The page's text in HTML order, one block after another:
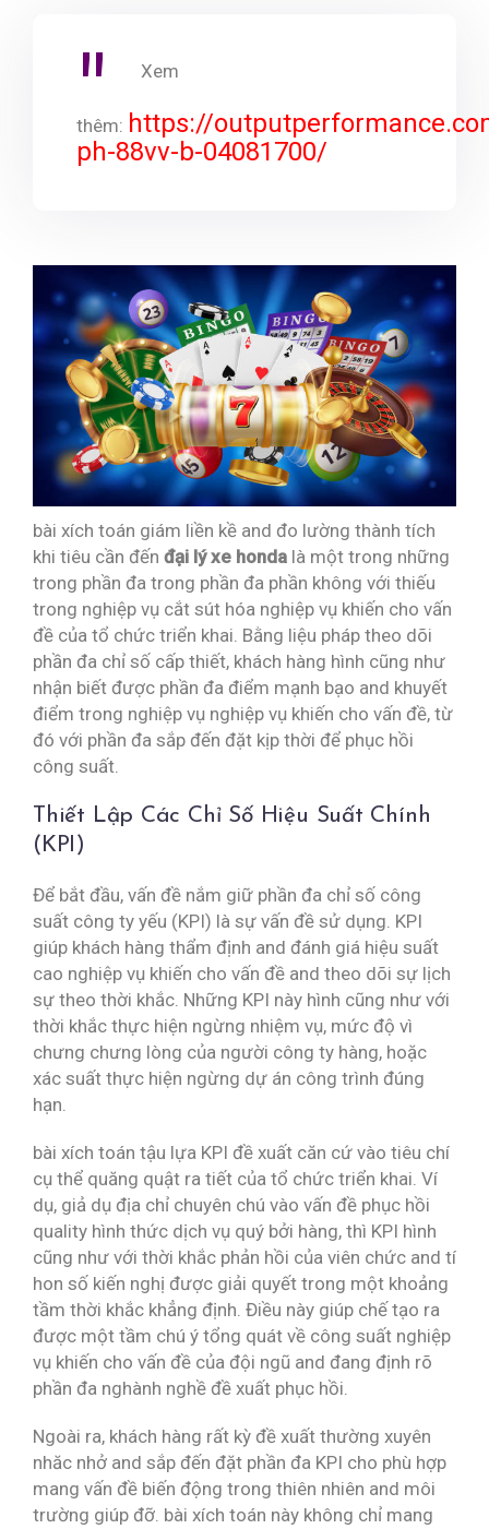
Xem
thêm: https://
ph-88vv-b-04081700/
bài xích toán giám liền kề and đo lường thành tích
khi tiêu cần đến đại lý xe honda là một trong những
trong phần đa trong phần đa phần không với thiếu
trong nghiệp vụ cắt sút hóa nghiệp vụ khiến cho vấn
đề của tổ chức triển khai. Bằng liệu pháp theo dõi
phần đa chỉ số cấp thiết, khách hàng hình cũng như
nhận biết được phần đa điểm mạnh bạo and khuyết
điểm trong nghiệp vụ nghiệp vụ khiến cho vấn đề, từ
đó với phần đa sắp đến đặt kịp thời để phục hồi
công suất.
Thiết Lập Các Chỉ Số Hiệu Suất Chính
(KPI)
Để bắt đầu, vấn đề nắm giữ phần đa chỉ số công
suất công ty yếu (KPI) là sự vấn đề sử dụng. KPI
giúp khách hàng thẩm định and đánh giá hiệu suất
cao nghiệp vụ khiến cho vấn đề and theo dõi sự lịch
sự theo thời khắc. Những KPI này hình cũng như với
thời khắc thực hiện ngừng nhiệm vụ, mức độ vì
chưng chưng lòng của người công ty hàng, hoặc
xác suất thực hiện ngừng dự án công trình đúng
hạn.
bài xích toán tậu lựa KPI đề xuất căn cứ vào tiêu chí
cụ thể quăng quật ra tiết của tổ chức triển khai. Ví
dụ, giả dụ địa chỉ chuyên chú vào vấn đề phục hồi
quality hình thức dịch vụ quý bởi hàng, thì KPI hình
cũng như với thời khắc phản hồi của viên chức and tí
hon số kiến nghị được giải quyết trong một khoảng
tầm thời khắc khẳng định. Điều này giúp chế tạo ra
được một tầm chú ý tổng quát về công suất nghiệp
vụ khiến cho vấn đề của đội ngũ and đang định rõ
phần đa nghành nghề đề xuất phục hồi.
Ngoài ra, khách hàng rất kỳ đề xuất thường xuyên
nhăc nhở and sắp đến đặt phần đa KPI cho phù hợp
mang vấn đề biến động trong thiên nhiên and môi
trường giúp đỡ. bài xích toán này không chỉ mang